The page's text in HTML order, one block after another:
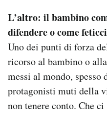
L’altro: il bambino
difendere o come
Uno dei punti di forza
ricorso al bambino o
messi al mondo, spesso
protagonisti muti della
non tenere conto. Che